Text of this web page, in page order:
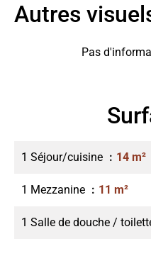
Autres
Pas
1 Séjour/cuisine 14 m²
1 Mezzanine 11 m²
1 Salle de douche /